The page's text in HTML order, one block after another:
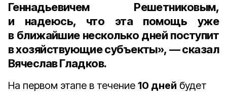
Геннадьевичем Решетниковым,
и надеюсь, что эта помощь уже
в ближайшие несколько дней поступит
в хозяйствующие субъекты», — сказал
Вячеслав Гладков.
На первом этапе в течение 10 дней будет